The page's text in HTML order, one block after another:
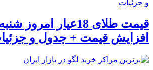
افزایش قیمت + جدول و